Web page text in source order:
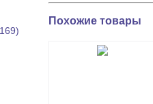
Похожие товары